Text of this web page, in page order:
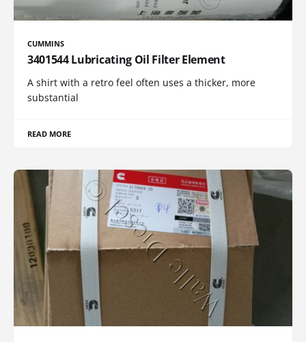
CUMMINS
3401544 Lubricating Oil Filter Element
A shirt with a retro feel often uses a thicker, more
substantial
READ MORE